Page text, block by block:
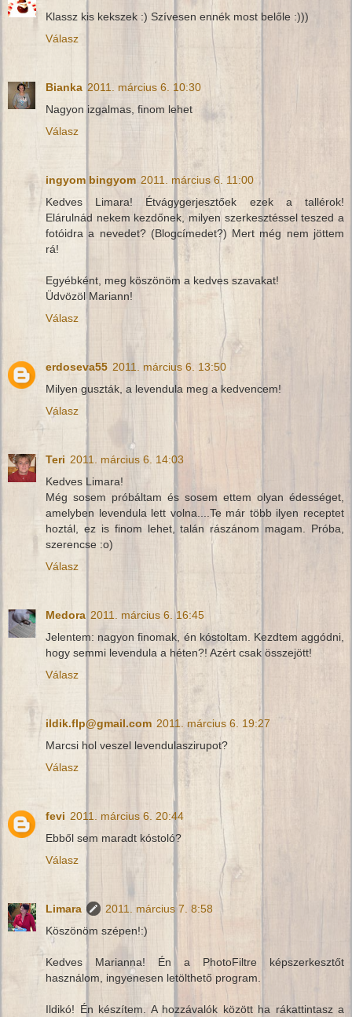
Klassz kis kekszek :) Szívesen ennék most belőle :)))
Válasz
Bianka 2011. március 6. 10:30
Nagyon izgalmas, finom lehet
Válasz
ingyom bingyom 2011. március 6. 11:00
Kedves Limara! Étvágygerjesztőek ezek a tallérok!
Elárulnád nekem kezdőnek, milyen szerkesztéssel teszed a
fotóidra a nevedet? (Blogcímedet?) Mert még nem jöttem
rá!
Egyébként, meg köszönöm a kedves szavakat!
Üdvözöl Mariann!
Válasz
erdoseva55 2011. március 6. 13:50
Milyen guszták, a levendula meg a kedvencem!
Válasz
Teri 2011. március 6. 14:03
Kedves Limara!
Még sosem próbáltam és sosem ettem olyan édességet,
amelyben levendula lett volna....Te már több ilyen receptet
hoztál, ez is finom lehet, talán rászánom magam. Próba,
szerencse :o)
Válasz
Medora 2011. március 6. 16:45
Jelentem: nagyon finomak, én kóstoltam. Kezdtem aggódni,
hogy semmi levendula a héten?! Azért csak összejött!
Válasz
ildik.flp@gmail.com 2011. március 6. 19:27
Marcsi hol veszel levendulaszirupot?
Válasz
fevi 2011. március 6. 20:44
Ebből sem maradt kóstoló?
Válasz
Limara
2011. március 7. 8:58
Köszönöm szépen!:)
Kedves Marianna! Én a PhotoFiltre képszerkesztőt
használom, ingyenesen letölthető program.
Ildikó! Én készítem. A hozzávalók között ha rákattintasz a